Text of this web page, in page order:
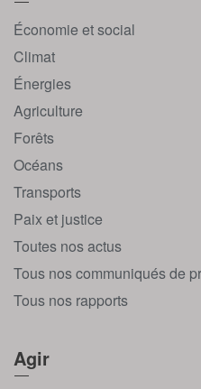
Économie et social
Climat
Énergies
Agriculture
Forêts
Océans
Transports
Paix et justice
Toutes nos actus
Tous nos communiqués de
Tous nos rapports
Agir